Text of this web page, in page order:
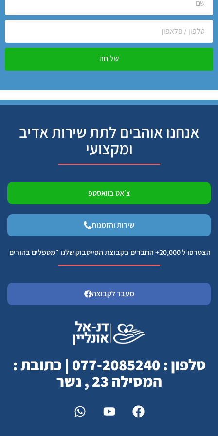
שליחה
אנחנו אוהבים לתת שירות אדיב
ומקצועי
צ׳אט בוואסטפ
שירות והזמנות
הצטרפו ל 20,000+ החברים בקבוצת הפייסבוק שלנו ״מטפלים בהורים
מעבר לקבוצה
טלפון : 077-2085240 | כתובת :
המסילה 23 , נשר